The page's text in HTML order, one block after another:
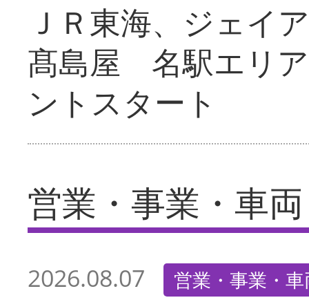
ＪＲ東海、ジェイ
髙島屋 名駅エリ
ントスタート
営業・事業・車両
2026.08.07 営業・事業・